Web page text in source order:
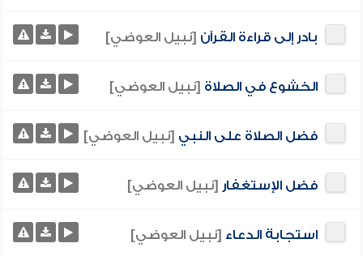
بادر إلى قراءة القرآن [نبيل العوضي]
الخشوع في الصلاة [نبيل العوضي]
فضل الصلاة على النبي [نبيل العوضي]
فضل الإستغفار [نبيل العوضي]
استجابة الدعاء [نبيل العوضي]